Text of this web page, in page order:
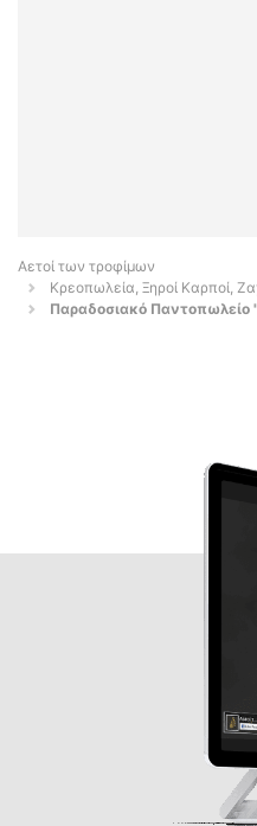
Αετοί των τροφίμων
Κρεοπωλεία, Ξηροί Καρποί,
Παραδοσιακό